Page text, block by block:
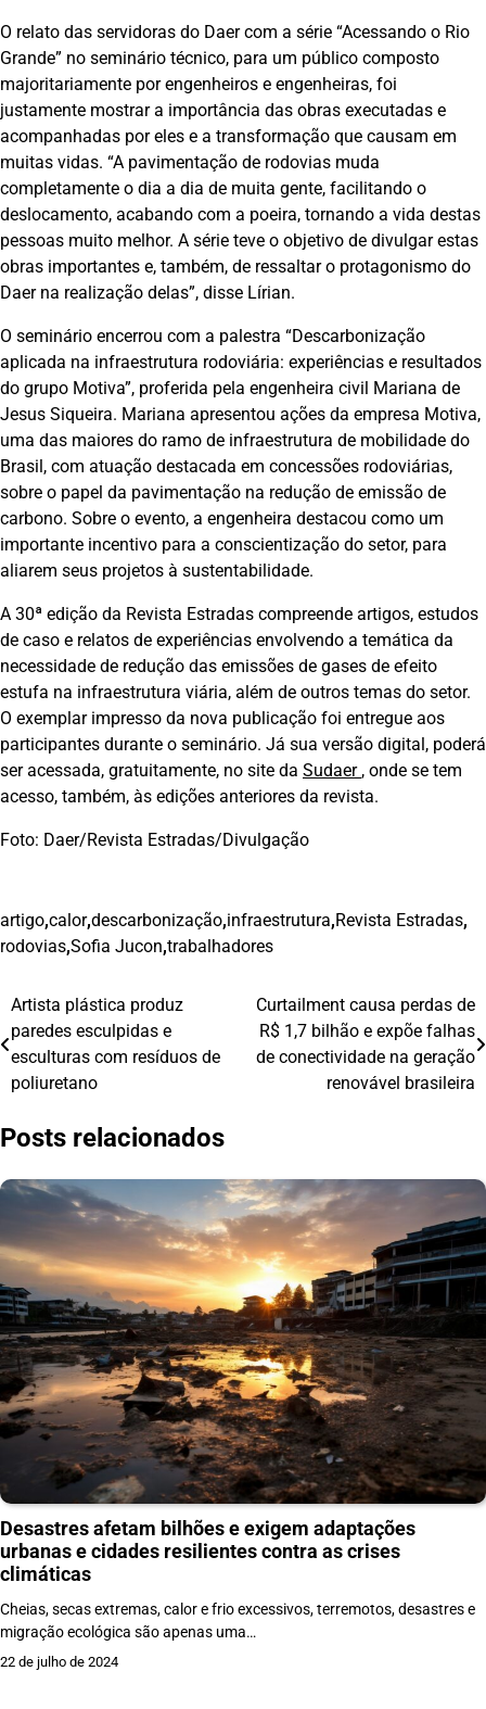
O relato das servidoras do Daer com a série “Acessando o Rio
Grande” no seminário técnico, para um público composto
majoritariamente por engenheiros e engenheiras, foi
justamente mostrar a importância das obras executadas e
acompanhadas por eles e a transformação que causam em
muitas vidas. “A pavimentação de rodovias muda
completamente o dia a dia de muita gente, facilitando o
deslocamento, acabando com a poeira, tornando a vida destas
pessoas muito melhor. A série teve o objetivo de divulgar estas
obras importantes e, também, de ressaltar o protagonismo do
Daer na realização delas”, disse Lírian.
O seminário encerrou com a palestra “Descarbonização
aplicada na infraestrutura rodoviária: experiências e resultados
do grupo Motiva”, proferida pela engenheira civil Mariana de
Jesus Siqueira. Mariana apresentou ações da empresa Motiva,
uma das maiores do ramo de infraestrutura de mobilidade do
Brasil, com atuação destacada em concessões rodoviárias,
sobre o papel da pavimentação na redução de emissão de
carbono. Sobre o evento, a engenheira destacou como um
importante incentivo para a conscientização do setor, para
aliarem seus projetos à sustentabilidade.
A 30ª edição da Revista Estradas compreende artigos, estudos
de caso e relatos de experiências envolvendo a temática da
necessidade de redução das emissões de gases de efeito
estufa na infraestrutura viária, além de outros temas do setor.
O exemplar impresso da nova publicação foi entregue aos
participantes durante o seminário. Já sua versão digital, poderá
ser acessada, gratuitamente, no site da Sudaer , onde se tem
acesso, também, às edições anteriores da revista.
Foto: Daer/Revista Estradas/Divulgação
artigo,calor,descarbonização,infraestrutura,Revista Estradas,
rodovias,Sofia Jucon,trabalhadores
Navegação
de
Post
Artista plástica produz
paredes esculpidas e
esculturas com resíduos de
poliuretano
Curtailment causa perdas de
R$ 1,7 bilhão e expõe falhas
de conectividade na geração
renovável brasileira
Posts relacionados
Desastres afetam bilhões e exigem adaptações
urbanas e cidades resilientes contra as crises
climáticas
Cheias, secas extremas, calor e frio excessivos, terremotos, desastres e
migração ecológica são apenas uma…
22 de julho de 2024